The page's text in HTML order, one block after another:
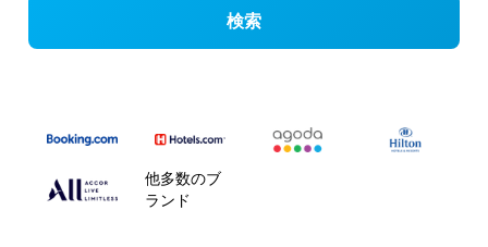
検索
他多数のブ
ランド